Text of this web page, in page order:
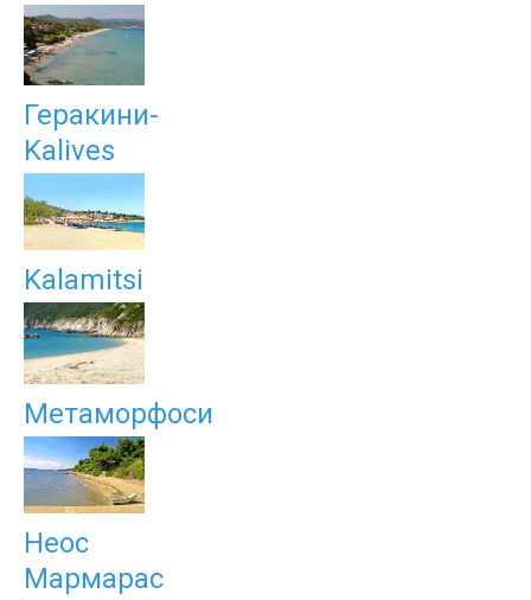
Геракини-
Kalives
Kalamitsi
Метаморфоси
Неос
Мармарас